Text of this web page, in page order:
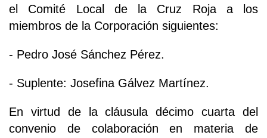
el Comité Local de la Cruz Roja a los
miembros de la Corporación siguientes:
- Pedro José Sánchez Pérez.
- Suplente: Josefina Gálvez Martínez.
En virtud de la cláusula décimo cuarta del
convenio de colaboración en materia de